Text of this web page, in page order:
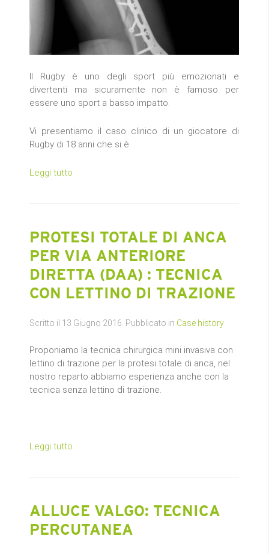
Il Rugby è uno degli sport più emozionati e
divertenti ma sicuramente non è famoso per
essere uno sport a basso impatto.
Vi presentiamo il caso clinico di un giocatore di
Rugby di 18 anni che si è
Leggi tutto
PROTESI TOTALE DI ANCA
PER VIA ANTERIORE
DIRETTA (DAA) : TECNICA
CON LETTINO DI TRAZIONE
Scritto il 13 Giugno 2016 . Pubblicato in Case history
Proponiamo la tecnica chirurgica mini invasiva con
lettino di trazione per la protesi totale di anca, nel
nostro reparto abbiamo esperienza anche con la
tecnica senza lettino di trazione.
Leggi tutto
ALLUCE VALGO: TECNICA
PERCUTANEA